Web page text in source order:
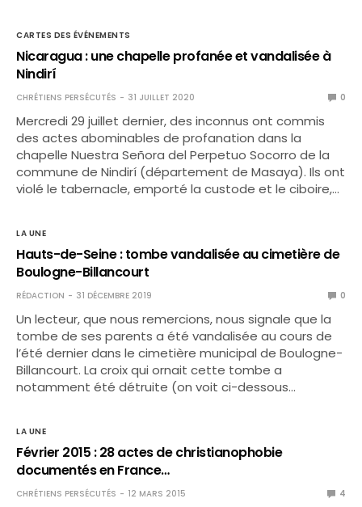
CARTES DES ÉVÉNEMENTS
Nicaragua : une chapelle profanée et vandalisée à
Nindirí
CHRÉTIENS PERSÉCUTÉS 31 JUILLET 2020 0
Mercredi 29 juillet dernier, des inconnus ont commis
des actes abominables de profanation dans la
chapelle Nuestra Señora del Perpetuo Socorro de la
commune de Nindirí (département de Masaya). Ils ont
violé le tabernacle, emporté la custode et le ciboire,…
LA UNE
Hauts-de-Seine : tombe vandalisée au cimetière de
Boulogne-Billancourt
RÉDACTION 31 DÉCEMBRE 2019 0
Un lecteur, que nous remercions, nous signale que la
tombe de ses parents a été vandalisée au cours de
l’été dernier dans le cimetière municipal de Boulogne-
Billancourt. La croix qui ornait cette tombe a
notamment été détruite (on voit ci-dessous…
LA UNE
Février 2015 : 28 actes de christianophobie
documentés en France…
CHRÉTIENS PERSÉCUTÉS 12 MARS 2015 4